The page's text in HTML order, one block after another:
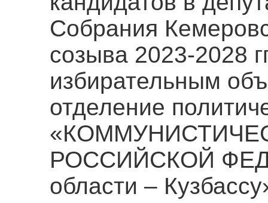
Собрания
созыва 2023-2028
избирательным
отделение
РОССИЙСКОЙ
области –